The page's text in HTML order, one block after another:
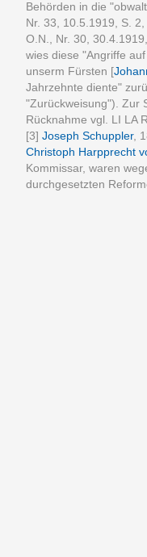
Behörden in die
Nr. 33, 10.5.1919, S.
O.N., Nr. 30,
wies diese "Angriffe
unserm Fürsten [
Jahrzehnte diente"
"Zurückweisung"). Zur
Rücknahme vgl. LI LA
[3] Joseph Schuppler,
Christoph Harpprecht
Kommissar, waren
durchgesetzten